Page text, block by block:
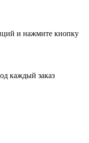
и нажмите кнопку
каждый заказ